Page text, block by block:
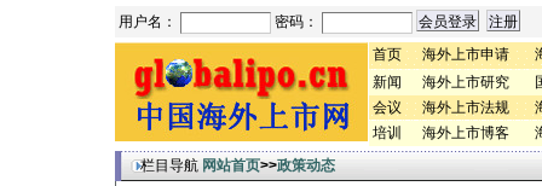
用户名：
密码：
首页
海外上市申请
新闻
海外上市研究
会议
海外上市法规
培训
海外上市博客
栏目导航 网站首页>>政策动态